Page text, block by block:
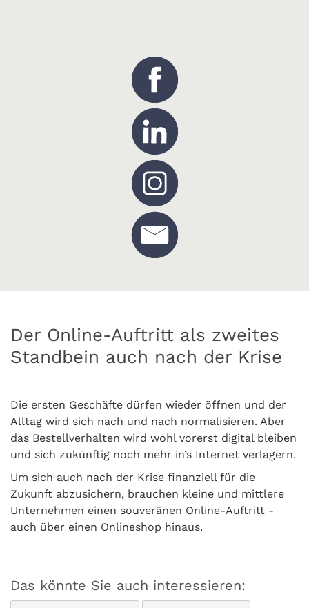
Der Online-Auftritt als zweites
Standbein auch nach der Krise
Die ersten Geschäfte dürfen wieder öffnen und der
Alltag wird sich nach und nach normalisieren. Aber
das Bestellverhalten wird wohl vorerst digital bleiben
und sich zukünftig noch mehr in’s Internet verlagern.
Um sich auch nach der Krise finanziell für die
Zukunft abzusichern, brauchen kleine und mittlere
Unternehmen einen souveränen Online-Auftritt -
auch über einen Onlineshop hinaus.
Das könnte Sie auch interessieren: